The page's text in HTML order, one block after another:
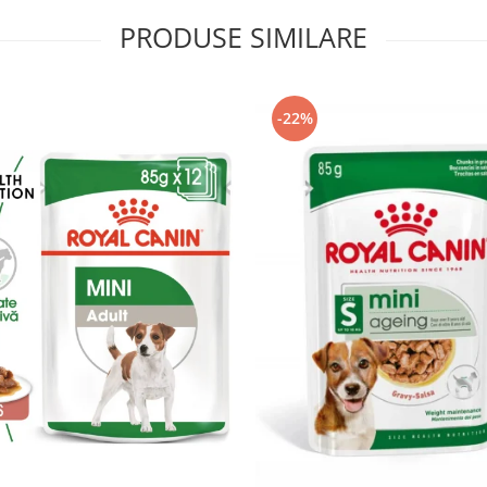
PRODUSE SIMILARE
-22%